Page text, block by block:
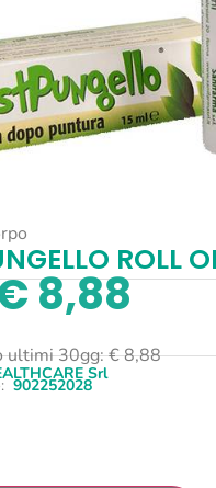
ROLL
8,88
ultimi 30gg:€8,88
Srl
902252028